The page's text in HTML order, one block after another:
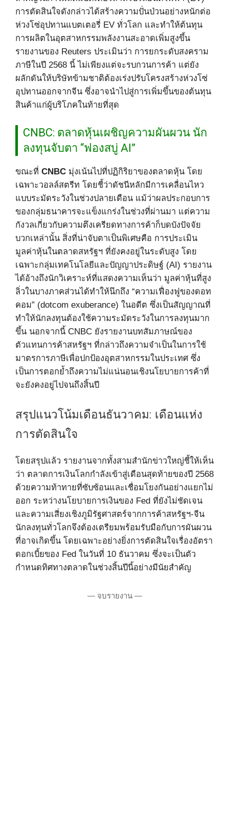
การตัดสินใจดังกล่าวได้สร้างความปั่นป่วนอย่างหนักต่อ
ห่วงโซ่อุปทานแบตเตอรี่ EV ทั่วโลก และทำให้ต้นทุน
การผลิตในอุตสาหกรรมพลังงานสะอาดเพิ่มสูงขึ้น
รายงานของ Reuters ประเมินว่า การยกระดับสงคราม
ภาษีในปี 2568 นี้ ไม่เพียงแต่จะรบกวนการค้า แต่ยัง
ผลักดันให้บริษัทข้ามชาติต้องเร่งปรับโครงสร้างห่วงโซ่
อุปทานออกจากจีน ซึ่งอาจนำไปสู่การเพิ่มขึ้นของต้นทุน
สินค้าแก่ผู้บริโภคในท้ายที่สุด
CNBC: ตลาดหุ้นเผชิญความผันผวน นัก
ลงทุนจับตา “ฟองสบู่ AI”
ขณะที่ CNBC มุ่งเน้นไปที่ปฏิกิริยาของตลาดหุ้น โดย
เฉพาะวอลล์สตรีท โดยชี้ว่าดัชนีหลักมีการเคลื่อนไหว
แบบระมัดระวังในช่วงปลายเดือน แม้ว่าผลประกอบการ
ของกลุ่มธนาคารจะแข็งแกร่งในช่วงที่ผ่านมา แต่ความ
กังวลเกี่ยวกับความตึงเครียดทางการค้าก็บดบังปัจจัย
บวกเหล่านั้น สิ่งที่น่าจับตาเป็นพิเศษคือ การประเมิน
มูลค่าหุ้นในตลาดสหรัฐฯ ที่ยังคงอยู่ในระดับสูง โดย
เฉพาะกลุ่มเทคโนโลยีและปัญญาประดิษฐ์ (AI) รายงาน
ได้อ้างถึงนักวิเคราะห์ที่แสดงความเห็นว่า มูลค่าหุ้นที่สูง
ลิ่วในบางภาคส่วนได้ทำให้นึกถึง “ความเฟื่องฟูของดอท
คอม” (dotcom exuberance) ในอดีต ซึ่งเป็นสัญญาณที่
ทำให้นักลงทุนต้องใช้ความระมัดระวังในการลงทุนมาก
ขึ้น นอกจากนี้ CNBC ยังรายงานบทสัมภาษณ์ของ
ตัวแทนการค้าสหรัฐฯ ที่กล่าวถึงความจำเป็นในการใช้
มาตรการภาษีเพื่อปกป้องอุตสาหกรรมในประเทศ ซึ่ง
เป็นการตอกย้ำถึงความไม่แน่นอนเชิงนโยบายการค้าที่
จะยังคงอยู่ไปจนถึงสิ้นปี
สรุปแนวโน้มเดือนธันวาคม: เดือนแห่ง
การตัดสินใจ
โดยสรุปแล้ว รายงานจากทั้งสามสำนักข่าวใหญ่ชี้ให้เห็น
ว่า ตลาดการเงินโลกกำลังเข้าสู่เดือนสุดท้ายของปี 2568
ด้วยความท้าทายที่ซับซ้อนและเชื่อมโยงกันอย่างแยกไม่
ออก ระหว่างนโยบายการเงินของ Fed ที่ยังไม่ชัดเจน
และความเสี่ยงเชิงภูมิรัฐศาสตร์จากการค้าสหรัฐฯ-จีน
นักลงทุนทั่วโลกจึงต้องเตรียมพร้อมรับมือกับการผันผวน
ที่อาจเกิดขึ้น โดยเฉพาะอย่างยิ่งการตัดสินใจเรื่องอัตรา
ดอกเบี้ยของ Fed ในวันที่ 10 ธันวาคม ซึ่งจะเป็นตัว
กำหนดทิศทางตลาดในช่วงสิ้นปีนี้อย่างมีนัยสำคัญ
— จบรายงาน —